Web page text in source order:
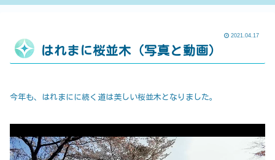
2021.04.17
はれまに桜並木（写真と動画）
今年も、はれまにに続く道は美しい桜並木となりました。